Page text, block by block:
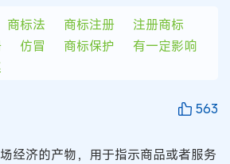
商标法 商标注册
注册商标
仿冒 商标保护
有一定影响
563
经济的产物，用于指示商品或者服务